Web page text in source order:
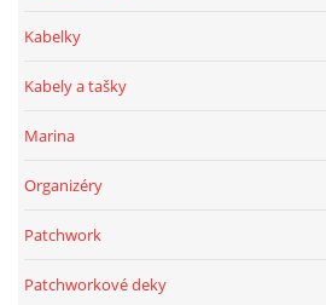
Kabelky
Kabely a tašky
Marina
Organizéry
Patchwork
Patchworkové deky